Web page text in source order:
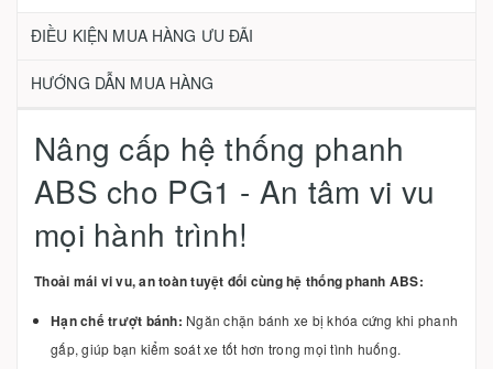
ĐIỀU KIỆN MUA HÀNG ƯU ĐÃI
HƯỚNG DẪN MUA HÀNG
Nâng cấp hệ thống phanh
ABS cho PG1 - An tâm vi vu
mọi hành trình!
Thoải mái vi vu, an toàn tuyệt đối cùng hệ thống phanh ABS:
Hạn chế trượt bánh: Ngăn chặn bánh xe bị khóa cứng khi phanh
gấp, giúp bạn kiểm soát xe tốt hơn trong mọi tình huống.